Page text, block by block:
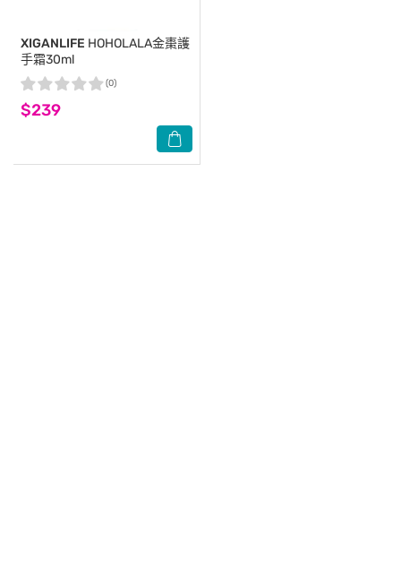
XIGANLIFE HOHOLALA金棗護
手霜30ml
$239
(0)